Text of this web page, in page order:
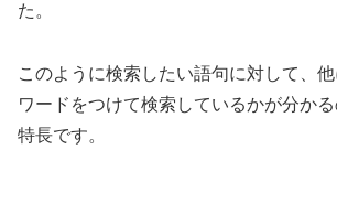
た。
このように検索したい語句に対して、
ワードをつけて検索しているかが分か
特長です。